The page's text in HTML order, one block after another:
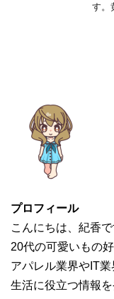
す。
プロフィール
こんにちは、紀香で
20代の可愛いもの
アパレル業界やIT
生活に役立つ情報